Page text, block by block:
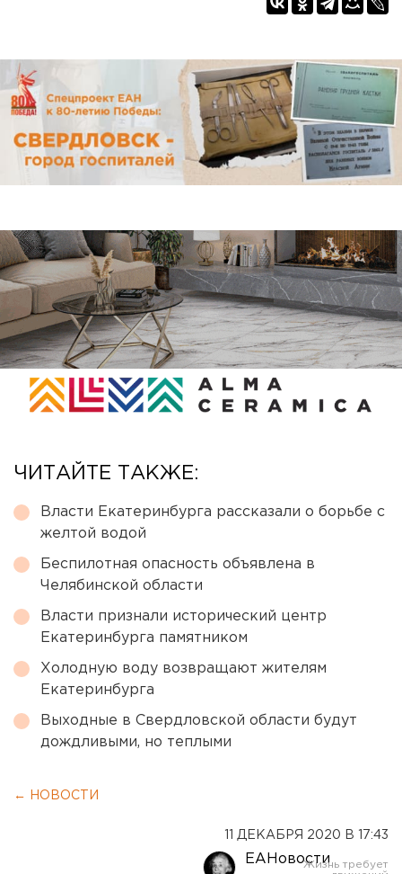
ЧИТАЙТЕ ТАКЖЕ:
Власти Екатеринбурга рассказали о борьбе с
желтой водой
Беспилотная опасность объявлена в
Челябинской области
Власти признали исторический центр
Екатеринбурга памятником
Холодную воду возвращают жителям
Екатеринбурга
Выходные в Свердловской области будут
дождливыми, но теплыми
← НОВОСТИ
11 ДЕКАБРЯ 2020 В 17:43
ЕАНовости